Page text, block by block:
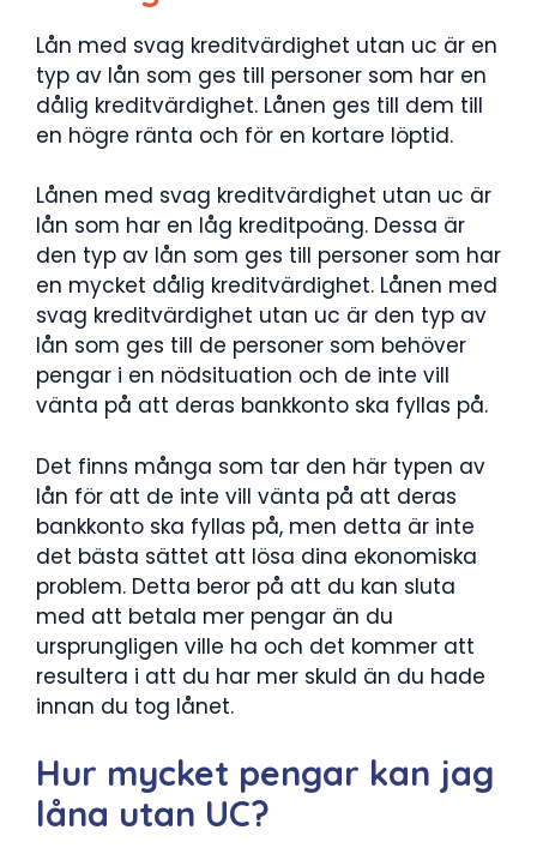
Lån med svag kreditvärdighet utan uc är en
typ av lån som ges till personer som har en
dålig kreditvärdighet. Lånen ges till dem till
en högre ränta och för en kortare löptid.
Lånen med svag kreditvärdighet utan uc är
lån som har en låg kreditpoäng. Dessa är
den typ av lån som ges till personer som har
en mycket dålig kreditvärdighet. Lånen med
svag kreditvärdighet utan uc är den typ av
lån som ges till de personer som behöver
pengar i en nödsituation och de inte vill
vänta på att deras bankkonto ska fyllas på.
Det finns många som tar den här typen av
lån för att de inte vill vänta på att deras
bankkonto ska fyllas på, men detta är inte
det bästa sättet att lösa dina ekonomiska
problem. Detta beror på att du kan sluta
med att betala mer pengar än du
ursprungligen ville ha och det kommer att
resultera i att du har mer skuld än du hade
innan du tog lånet.
Hur mycket pengar kan jag
låna utan UC?